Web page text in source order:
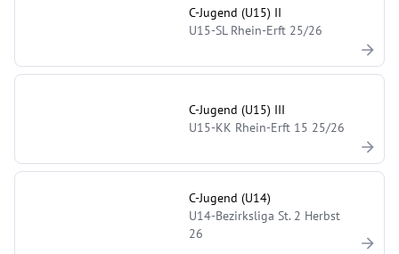
C-Jugend (U15) II
U15-SL Rhein-Erft 25/26
C-Jugend (U15) III
U15-KK Rhein-Erft 15 25/26
C-Jugend (U14)
U14-Bezirksliga St. 2 Herbst
26